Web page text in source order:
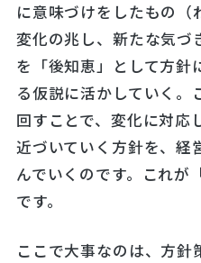
に意味づけをしたもの（
変化の兆し、新たな気づ
を「後知恵」として方針
る仮説に活かしていく。
回すことで、変化に対応
近づいていく方針を、経
んでいくのです。これが
です。
ここで大事なのは、方